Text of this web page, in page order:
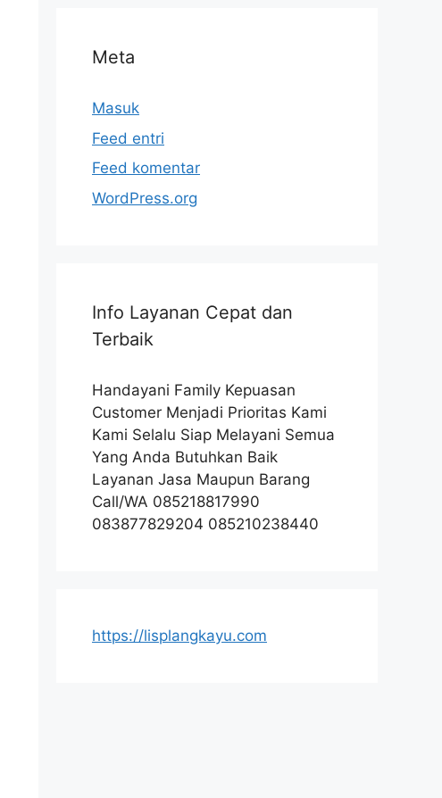
Meta
Masuk
Feed entri
Feed komentar
WordPress.org
Info Layanan Cepat dan
Terbaik
Handayani Family Kepuasan
Customer Menjadi Prioritas Kami
Kami Selalu Siap Melayani Semua
Yang Anda Butuhkan Baik
Layanan Jasa Maupun Barang
Call/WA 085218817990
083877829204 085210238440
https://lisplangkayu.com